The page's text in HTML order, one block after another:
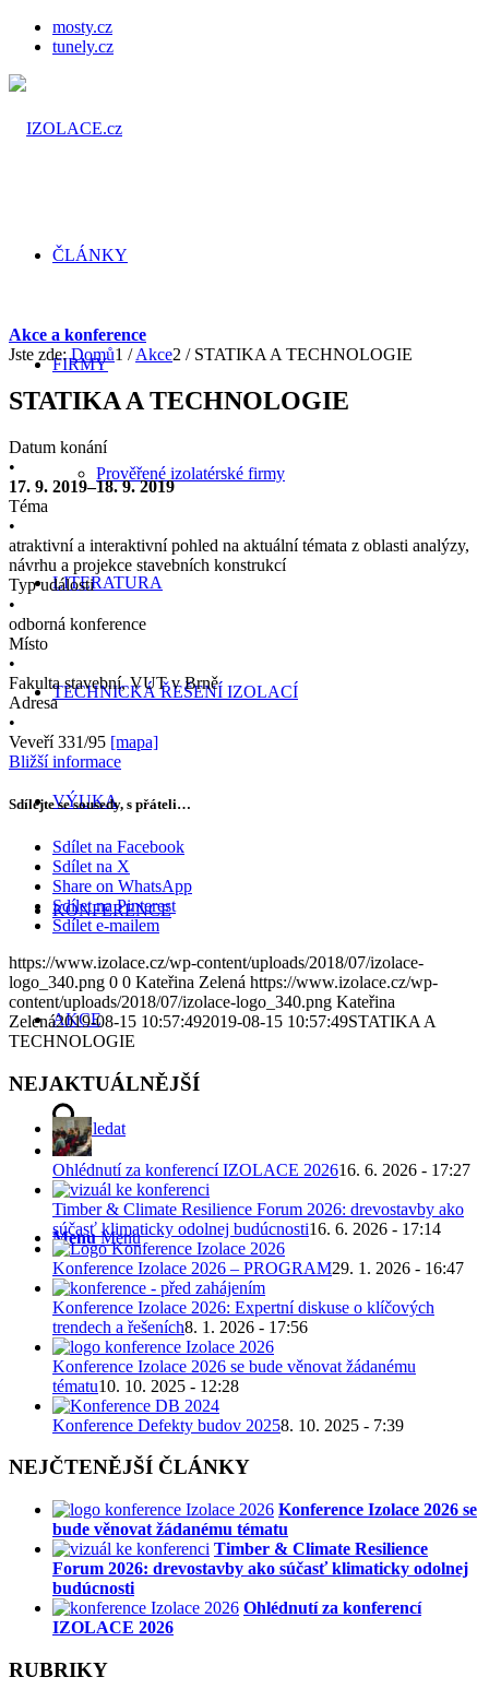
mosty.cz
tunely.cz
ČLÁNKY
FIRMY
Prověřené izolatérské firmy
LITERATURA
TECHNICKÁ ŘEŠENÍ IZOLACÍ
VÝUKA
KONFERENCE
AKCE
Hledat
Menu Menu
Akce a konference
Jste zde: Domů1 / Akce2 / STATIKA A TECHNOLOGIE
STATIKA A TECHNOLOGIE
Datum konání
•
17. 9. 2019–18. 9. 2019
Téma
•
atraktivní a interaktivní pohled na aktuální témata z oblasti analýzy,
návrhu a projekce stavebních konstrukcí
Typ události
•
odborná konference
Místo
•
Fakulta stavební, VUT v Brně
Adresa
•
Veveří 331/95 [mapa]
Bližší informace
Sdílejte se sousedy, s přáteli…
Sdílet na Facebook
Sdílet na X
Share on WhatsApp
Sdílet na Pinterest
Sdílet e-mailem
https://www.izolace.cz/wp-content/uploads/2018/07/izolace-
logo_340.png 0 0 Kateřina Zelená https://www.izolace.cz/wp-
content/uploads/2018/07/izolace-logo_340.png Kateřina
Zelená2019-08-15 10:57:492019-08-15 10:57:49STATIKA A
TECHNOLOGIE
NEJAKTUÁLNĚJŠÍ
Ohlédnutí za konferencí IZOLACE 202616. 6. 2026 - 17:27
Timber & Climate Resilience Forum 2026: drevostavby ako
súčasť klimaticky odolnej budúcnosti16. 6. 2026 - 17:14
Konference Izolace 2026 – PROGRAM29. 1. 2026 - 16:47
Konference Izolace 2026: Expertní diskuse o klíčových
trendech a řešeních8. 1. 2026 - 17:56
Konference Izolace 2026 se bude věnovat žádanému
tématu10. 10. 2025 - 12:28
Konference Defekty budov 20258. 10. 2025 - 7:39
NEJČTENĚJŠÍ ČLÁNKY
Konference Izolace 2026 se
bude věnovat žádanému tématu
Timber & Climate Resilience
Forum 2026: drevostavby ako súčasť klimaticky odolnej
budúcnosti
Ohlédnutí za konferencí
IZOLACE 2026
RUBRIKY